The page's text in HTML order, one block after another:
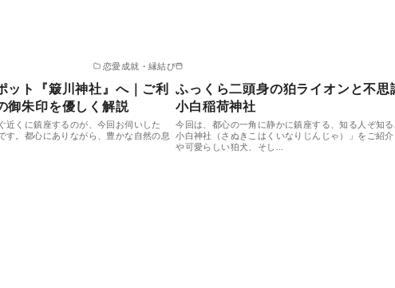
恋愛成就・縁結び
ット『簸川神社』へ｜ご利
御朱印を優しく解説
近くに鎮座するのが、今回お伺いした
す。都心にありながら、豊かな自然の息
ふっくら二頭身の狛ライオンと不思
小白稲荷神社
今回は、都心の一角に静かに鎮座する、知る人ぞ知
小白神社（さぬきこはくいなりじんじゃ）」をご紹
や可愛らしい狛犬、そし…